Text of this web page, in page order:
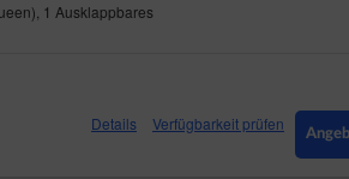
1 Ausklappbares
Details Verfügbarkeit prüfen